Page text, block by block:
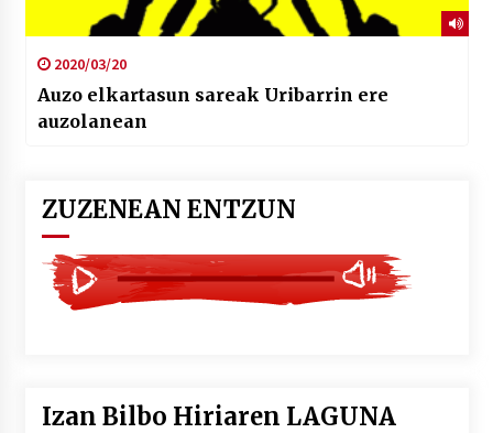
2020/03/20
Auzo elkartasun sareak Uribarrin ere
auzolanean
ZUZENEAN ENTZUN
Izan Bilbo Hiriaren LAGUNA